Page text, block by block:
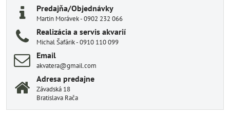
Predajňa/Objednávky
Martin Morávek - 0902 232 066
Realizácia a servis akvarií
Michal Šafárik - 0910 110 099
Email
akvatera@gmail.com
Adresa predajne
Závadská 18
Bratislava Rača